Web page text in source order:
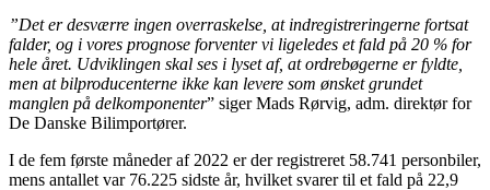
”Det er desværre ingen overraskelse, at indregistreringerne fortsat
falder, og i vores prognose forventer vi ligeledes et fald på 20 % for
hele året. Udviklingen skal ses i lyset af, at ordrebøgerne er fyldte,
men at bilproducenterne ikke kan levere som ønsket grundet
manglen på delkomponenter” siger Mads Rørvig, adm. direktør for
De Danske Bilimportører.
I de fem første måneder af 2022 er der registreret 58.741 personbiler,
mens antallet var 76.225 sidste år, hvilket svarer til et fald på 22,9